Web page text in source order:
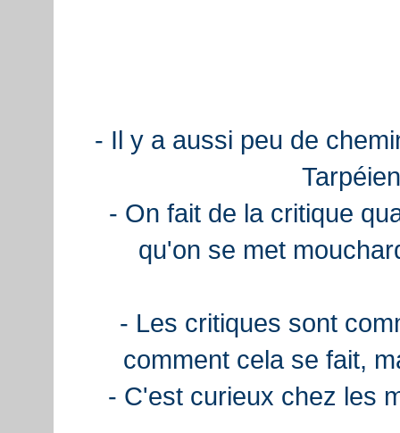
- Il y a aussi peu de
- On fait de la critique
qu'on se met
- Les critiques sont
comment cela se fait,
- C'est curieux chez les